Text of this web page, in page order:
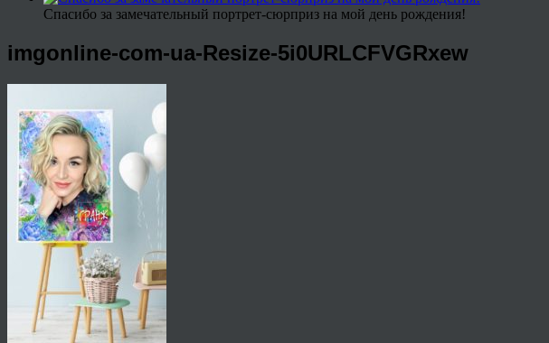
Спасибо за замечательный портрет-сюрприз на мой день рождения!
imgonline-com-ua-Resize-5i0URLCFVGRxew